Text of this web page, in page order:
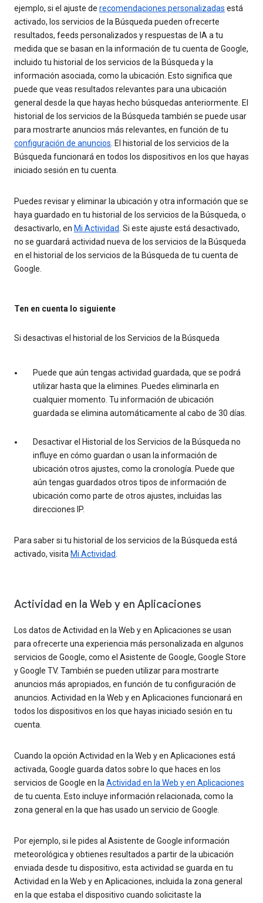
ejemplo, si el ajuste de recomendaciones personalizadas está
activado, los servicios de la Búsqueda pueden ofrecerte
resultados, feeds personalizados y respuestas de IA a tu
medida que se basan en la información de tu cuenta de Google,
incluido tu historial de los servicios de la Búsqueda y la
información asociada, como la ubicación. Esto significa que
puede que veas resultados relevantes para una ubicación
general desde la que hayas hecho búsquedas anteriormente. El
historial de los servicios de la Búsqueda también se puede usar
para mostrarte anuncios más relevantes, en función de tu
configuración de anuncios. El historial de los servicios de la
Búsqueda funcionará en todos los dispositivos en los que hayas
iniciado sesión en tu cuenta.
Puedes revisar y eliminar la ubicación y otra información que se
haya guardado en tu historial de los servicios de la Búsqueda, o
desactivarlo, en Mi Actividad. Si este ajuste está desactivado,
no se guardará actividad nueva de los servicios de la Búsqueda
en el historial de los servicios de la Búsqueda de tu cuenta de
Google.
Ten en cuenta lo siguiente
Si desactivas el historial de los Servicios de la Búsqueda
Puede que aún tengas actividad guardada, que se podrá
utilizar hasta que la elimines. Puedes eliminarla en
cualquier momento. Tu información de ubicación
guardada se elimina automáticamente al cabo de 30 días.
Desactivar el Historial de los Servicios de la Búsqueda no
influye en cómo guardan o usan la información de
ubicación otros ajustes, como la cronología. Puede que
aún tengas guardados otros tipos de información de
ubicación como parte de otros ajustes, incluidas las
direcciones IP.
Para saber si tu historial de los servicios de la Búsqueda está
activado, visita Mi Actividad.
Actividad en la Web y en Aplicaciones
Los datos de Actividad en la Web y en Aplicaciones se usan
para ofrecerte una experiencia más personalizada en algunos
servicios de Google, como el Asistente de Google, Google Store
y Google TV. También se pueden utilizar para mostrarte
anuncios más apropiados, en función de tu configuración de
anuncios. Actividad en la Web y en Aplicaciones funcionará en
todos los dispositivos en los que hayas iniciado sesión en tu
cuenta.
Cuando la opción Actividad en la Web y en Aplicaciones está
activada, Google guarda datos sobre lo que haces en los
servicios de Google en laActividad en la Web y en Aplicaciones
de tu cuenta. Esto incluye información relacionada, como la
zona general en la que has usado un servicio de Google.
Por ejemplo, si le pides al Asistente de Google información
meteorológica y obtienes resultados a partir de la ubicación
enviada desde tu dispositivo, esta actividad se guarda en tu
Actividad en la Web y en Aplicaciones, incluida la zona general
en la que estaba el dispositivo cuando solicitaste la